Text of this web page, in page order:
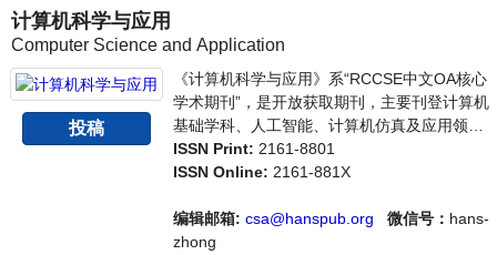
计算机科学与应用
Computer Science and Application
投稿
《计算机科学与应用》系“RCCSE中文OA核心
学术期刊”，是开放获取期刊，主要刊登计算机
基础学科、人工智能、计算机仿真及应用领域
内最新技术及成果展示的相关论文。本刊支持
思想创新、学术创新，倡导科学，繁荣学术，
的科学家、学者、科研人员提供一个传播、分
享和讨论计算机科学领域内不同方向问题与发
ISSN Print: 2161-8801
ISSN Online: 2161-881X
编辑邮箱: csa@hanspub.org 微信号： hans-
zhong